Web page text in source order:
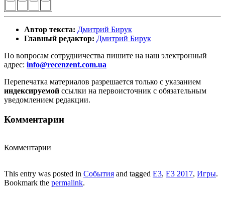
Автор текста: Дмитрий Бирук
Главный редактор: Дмитрий Бирук
По вопросам сотрудничества пишите на наш электронный
адрес: info@recenzent.com.ua
Перепечатка материалов разрешается только с указанием
индексируемой ссылки на первоисточник с обязательным
уведомлением редакции.
Комментарии
Комментарии
This entry was posted in События and tagged E3, E3 2017, Игры.
Bookmark the permalink.